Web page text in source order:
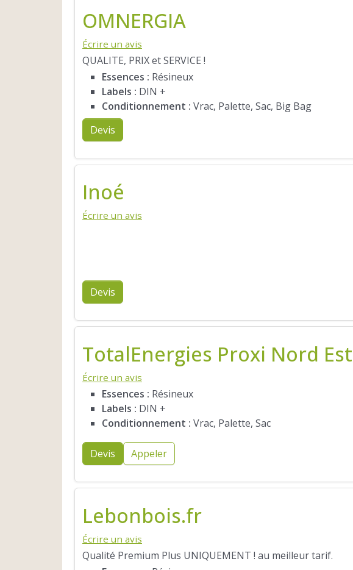
OMNERGIA
Écrire un avis
QUALITE, PRIX et SERVICE !
Essences : Résineux
Labels : DIN +
Conditionnement : Vrac, Palette, Sac, Big Bag
Devis
Inoé
Écrire un avis
Devis
TotalEnergies Proxi Nord Est
Écrire un avis
Essences : Résineux
Labels : DIN +
Conditionnement : Vrac, Palette, Sac
Devis Appeler
Lebonbois.fr
Écrire un avis
Qualité Premium Plus UNIQUEMENT ! au meilleur tarif.